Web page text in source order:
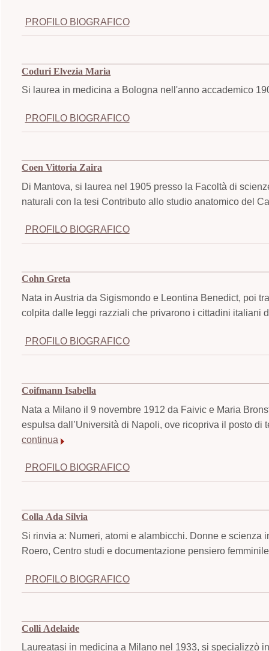
PROFILO BIOGRAFICO
Coduri Elvezia Maria
Si laurea in medicina a Bologna nell'anno accademico
PROFILO BIOGRAFICO
Coen Vittoria Zaira
Di Mantova, si laurea nel 1905 presso la Facoltà di
naturali con la tesi Contributo allo studio anatomico del
PROFILO BIOGRAFICO
Cohn Greta
Nata in Austria da Sigismondo e Leontina Benedict, poi
colpita dalle leggi razziali che privarono i cittadini italiani
PROFILO BIOGRAFICO
Coifmann Isabella
Nata a Milano il 9 novembre 1912 da Faivic e Maria
espulsa dall’Università di Napoli, ove ricopriva il posto di
continua
PROFILO BIOGRAFICO
Colla Ada Silvia
Si rinvia a: Numeri, atomi e alambicchi. Donne e scienza
Roero, Centro studi e documentazione pensiero
PROFILO BIOGRAFICO
Colli Adelaide
Laureatasi in medicina a Milano nel 1933, si specializzò